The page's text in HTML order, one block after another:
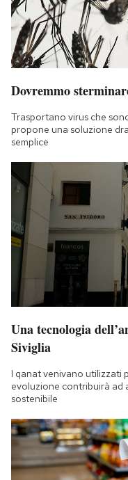
Dovremmo
Trasportano virus che
propone una soluzione
semplice
Una tecnologia
Siviglia
I qanat venivano utilizzati
evoluzione contribuirà ad
sostenibile